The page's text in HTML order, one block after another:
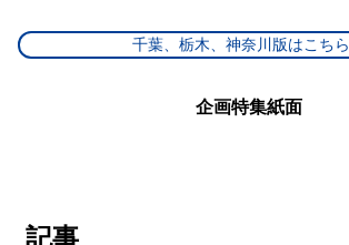
千葉、栃木、神奈川版はこちら
企画特集紙面
記事